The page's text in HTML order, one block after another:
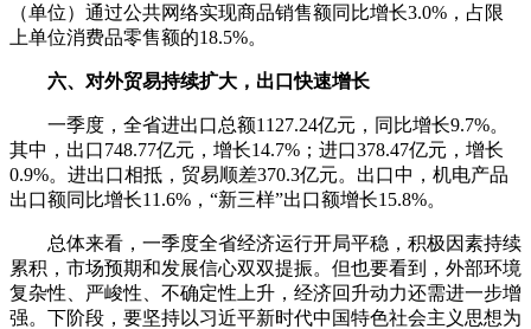
（单位）通过公共网络实现商品销售额同比增长3.0%，占限
上单位消费品零售额的18.5%。
六、对外贸易持续扩大，出口快速增长
一季度，全省进出口总额1127.24亿元，同比增长9.7%。
其中，出口748.77亿元，增长14.7%；进口378.47亿元，增长
0.9%。进出口相抵，贸易顺差370.3亿元。出口中，机电产品
出口额同比增长11.6%，“新三样”出口额增长15.8%。
总体来看，一季度全省经济运行开局平稳，积极因素持续
累积，市场预期和发展信心双双提振。但也要看到，外部环境
复杂性、严峻性、不确定性上升，经济回升动力还需进一步增
强。下阶段，要坚持以习近平新时代中国特色社会主义思想为